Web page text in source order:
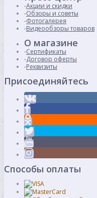
Акции и скидки
Обзоры и советы
Фотогалерея
Видеообзоры товаров
О магазине
Сертификаты
Договор оферты
Реквизиты
Присоединяйтесь
Способы оплаты